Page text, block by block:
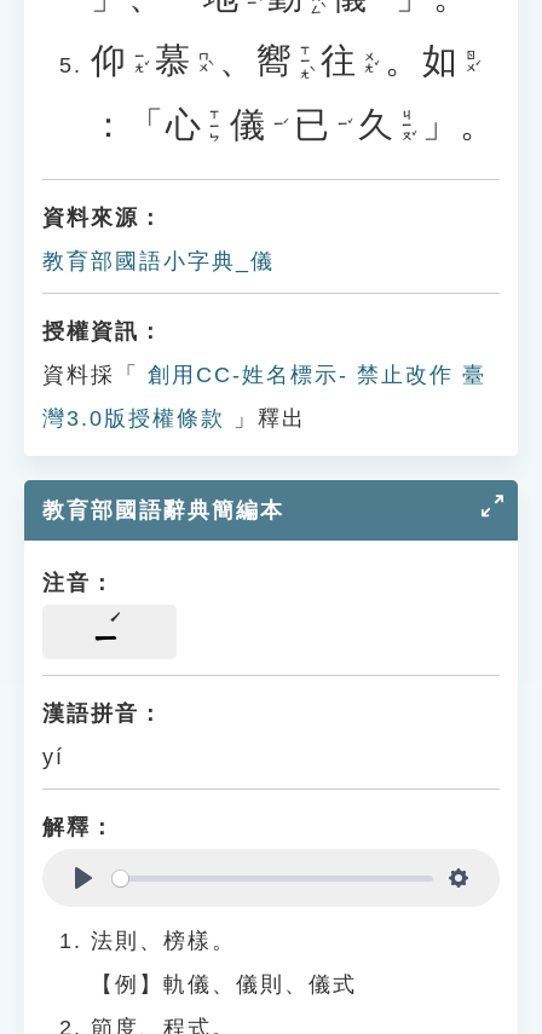
仰 ㄧㄤˇ 慕 ㄇㄨˋ 、 嚮 ㄒㄧㄤˋ 往 ㄨㄤˇ 。 如 ㄖㄨˊ
：「心 ㄒㄧㄣ 儀 ㄧˊ 已 ㄧˇ 久 ㄐㄧㄡˇ 」。
資料來源：
教育部國語小字典_儀
授權資訊：
資料採「
創用CC-姓名標示- 禁止改作 臺
灣3.0版授權條款
」釋出
教育部國語辭典簡編本
注音：
ㄧ
漢語拼音：
yí
解釋：
法則、榜樣。
【例】軌儀、儀則、儀式
節度、程式。